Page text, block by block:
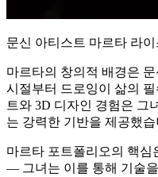
문신 아티스트 마르타 라
마르타의 창의적 배경은
시절부터 드로잉이 삶의
트와 3D 디자인 경험은 그
는 강력한 기반을 제공했습
마르타 포트폴리오의 핵
— 그녀는 이를 통해 기술